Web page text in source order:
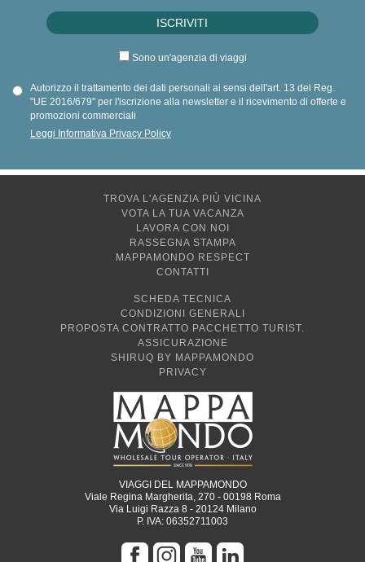
"UE 2016/679" per l'iscrizione alla newsletter e il ricevimento di offerte e
promozioni commerciali
Leggi Informativa Privacy Policy
VOTA LA TUA VACANZA
LAVORA CON NOI
RASSEGNA STAMPA
MAPPAMONDO RESPECT
CONTATTI
CONDIZIONI GENERALI
PROPOSTA CONTRATTO PACCHETTO TURIST.
ASSICURAZIONE
SHIRUQ BY MAPPAMONDO
PRIVACY
Viale Regina Margherita, 270 - 00198 Roma
Via Luigi Razza 8 - 20124 Milano
P. IVA: 06352711003